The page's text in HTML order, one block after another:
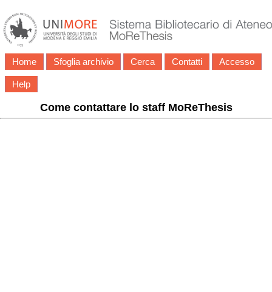
Home Sfoglia archivio Cerca Contatti Accesso
Help
Come contattare lo staff MoReThesis